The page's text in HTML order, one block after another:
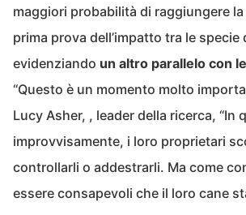
maggiori probabilità di raggiungere la
prima prova dell’impatto tra le
evidenziando un altro parallelo con
“Questo è un momento molto
Lucy Asher, , leader della ricerca,
improvvisamente, i loro proprietari
controllarli o addestrarli. Ma come
essere consapevoli che il loro cane